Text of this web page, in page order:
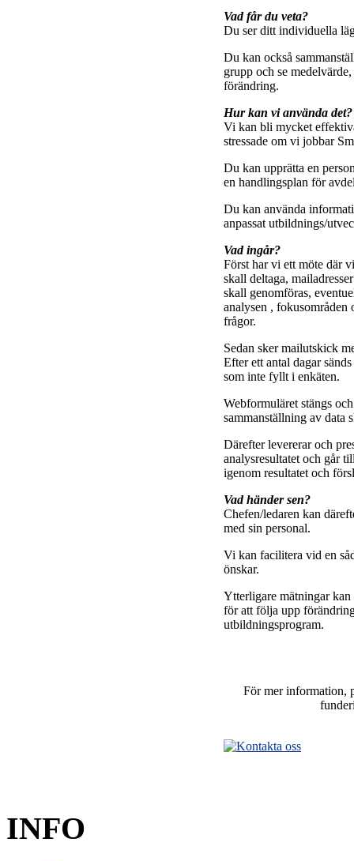
Vad får du veta?
Du ser ditt individuella
Du kan också
grupp och se
förändring.
Hur kan vi använda det?
Vi kan bli mycket
stressade om vi jobbar
Du kan upprätta en
en handlingsplan för
Du kan använda
anpassat utbildnings/
Vad ingår?
Först har vi ett möte där
skall deltaga,
skall genomföras,
analysen , fokusområden
frågor.
Sedan sker mailutskick
Efter ett antal dagar
som inte fyllt i enkäten.
Webformuläret stängs
sammanställning av data
Därefter levererar och
analysresultatet och går
igenom resultatet och
Vad händer sen?
Chefen/ledaren kan
med sin personal.
Vi kan facilitera vid en
önskar.
Ytterligare mätningar
för att följa upp
utbildningsprogram.
För mer information,
INFO